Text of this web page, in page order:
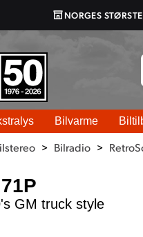
NORGES
Bilvarme
> Bilradio >
GM truck style